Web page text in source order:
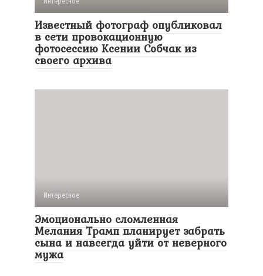
Известный фотограф опубликовал
в сети провокационную
фотосессию Ксении Собчак из
своего архива
Интересное
Эмоционально сломленная
Мелания Трамп планирует забрать
сына и навсегда уйти от неверного
мужа